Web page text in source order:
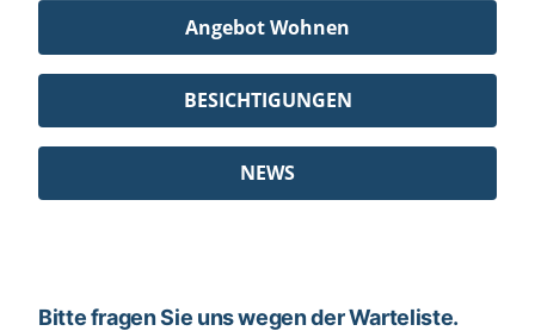
Angebot Wohnen
BESICHTIGUNGEN
NEWS
Bitte fragen Sie uns wegen der Warteliste.